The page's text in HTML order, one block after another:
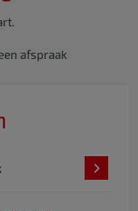
afspraak